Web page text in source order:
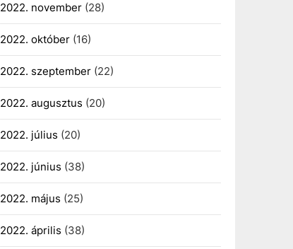
2022. november(28)
2022. október(16)
2022. szeptember(22)
2022. augusztus (20)
2022. július (20)
2022. június (38)
2022. május (25)
2022. április (38)